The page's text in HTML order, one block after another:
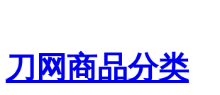
刀网商品分类